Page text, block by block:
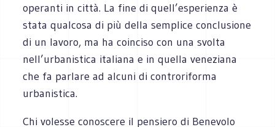
operanti in città. La fine di quell’esperienza è
stata qualcosa di più della semplice conclusione
di un lavoro, ma ha coinciso con una svolta
nell’urbanistica italiana e in quella veneziana
che fa parlare ad alcuni di controriforma
urbanistica.
Chi volesse conoscere il pensiero di Benevolo